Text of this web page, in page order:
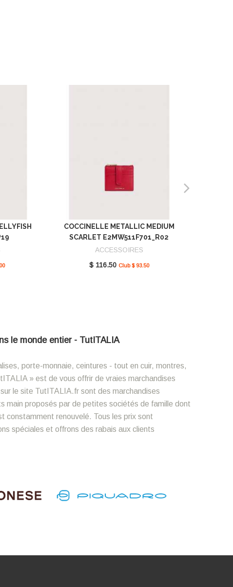
COCCINELLE METALLIC MEDIUM
SCARLET E2MW511F701_R02
ACCESSOIRES
$ 116.50 Club $ 93.50
le monde entier - TutITALIA
porte-monnaie, ceintures - tout en cuir, montres,
» est de vous offrir de vraies marchandises
le site TutITALIA.fr sont des marchandises
main proposés par de petites sociétés de famille dont
constamment renouvelé. Tous les prix sont
spéciales et offrons des rabais aux clients